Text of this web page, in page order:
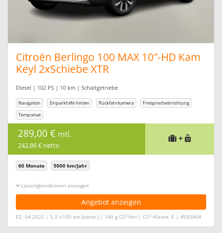
Citroën Berlingo 100 MAX 10″-HD Kam
Keyl 2xSchiebe XTR
Diesel | 102 PS | 10 km | Schaltgetriebe
Navigation Einparkhilfe hinten Rückfahrkamera
Freisprecheinrichtung
Tempomat
289,00 € mtl.
242,86 € netto
+
60 Monate 5000 km/Jahr
Leasingkonditionen ein-/ausblenden
Angebot anzeigen
EZ: 04.2025 | 5,3 l/100 km (komb.) | 140 g CO2/km | CO2-Klasse: E | #585864